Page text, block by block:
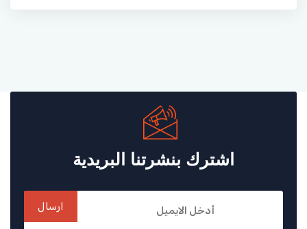
اشترك بنشرتنا البريدية
ارسال